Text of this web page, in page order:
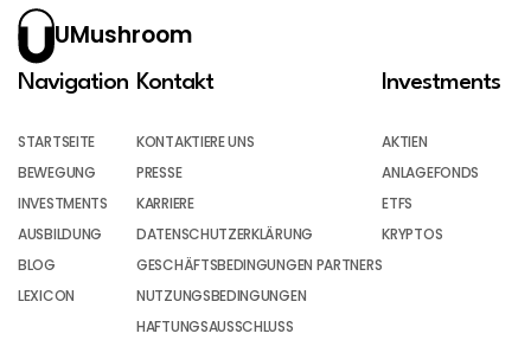
UMushroom
Navigation
STARTSEITE
BEWEGUNG
INVESTMENTS
AUSBILDUNG
BLOG
LEXICON
Kontakt
KONTAKTIERE UNS
PRESSE
KARRIERE
DATENSCHUTZERKLÄRUNG
GESCHÄFTSBEDINGUNGEN PARTNERS
NUTZUNGSBEDINGUNGEN
HAFTUNGSAUSSCHLUSS
Investments
AKTIEN
ANLAGEFONDS
ETFS
KRYPTOS